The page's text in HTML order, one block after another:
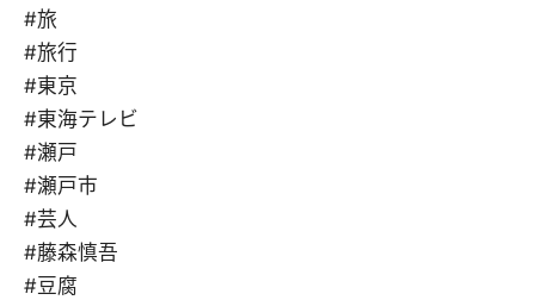
#旅
#旅行
#東京
#東海テレビ
#瀬戸
#瀬戸市
#芸人
#藤森慎吾
#豆腐